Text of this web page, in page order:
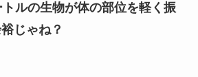
ルの生物が体の部位を軽く振
じゃね？